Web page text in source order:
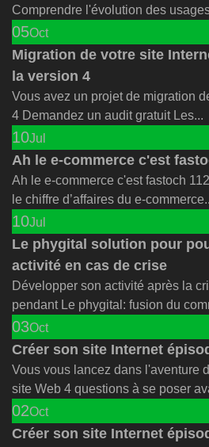
Comprendre l'évolution des
05Oct
Migration de votre site
la version 4
Vous avez un projet de migration
4 Demandez un audit gratuit Les...
10Jul
Ah le e-commerce c'est
Ah le e-commerce c'est fastoch
le chiffre d’affaires du e-
10Jul
Le phygital solution pour
activité en cas de crise
Développer son activité après la
pendant Le phygital: fusion du
03Oct
Créer son site Internet
Vous vous lancez dans l'aventure
site Web 4 questions à se poser
02Oct
Créer son site Internet